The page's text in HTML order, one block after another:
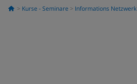
Kurse - Seminare Informations Netzwerk